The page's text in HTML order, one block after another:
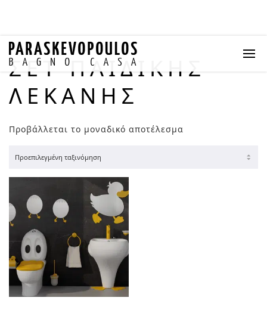
ΣΕΤ ΠΑΙΔΙΚΉΣ
ΛΕΚΆΝΗΣ
Προβάλλεται το μοναδικό αποτέλεσμα